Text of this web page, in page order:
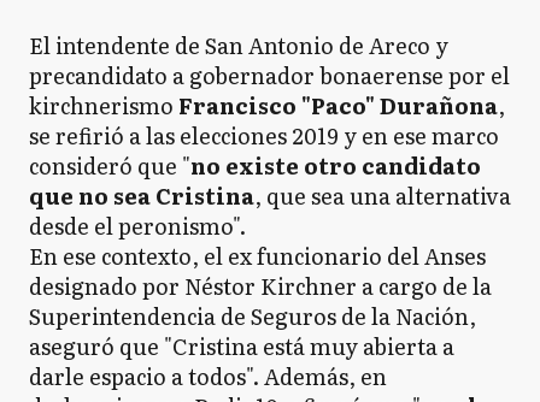
El intendente de San Antonio de Areco y
precandidato a gobernador bonaerense por el
kirchnerismo Francisco "Paco" Durañona,
se refirió a las elecciones 2019 y en ese marco
consideró que "no existe otro candidato
que no sea Cristina, que sea una alternativa
desde el peronismo".
En ese contexto, el ex funcionario del Anses
designado por Néstor Kirchner a cargo de la
Superintendencia de Seguros de la Nación,
aseguró que "Cristina está muy abierta a
darle espacio a todos". Además, en